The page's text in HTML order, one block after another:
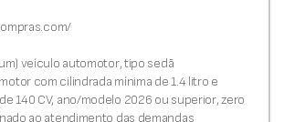
veículo automotor, tipo sedã
com cilindrada mínima de 1.4 litro e
140 CV, ano/modelo 2026 ou superior, zero
ao atendimento das demandas